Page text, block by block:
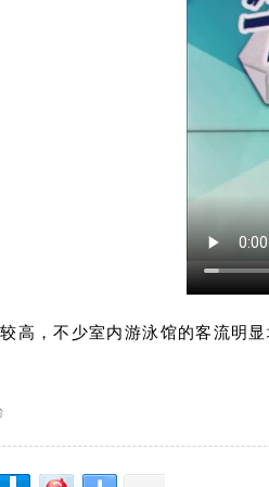
高，不少室内游泳馆的客流明